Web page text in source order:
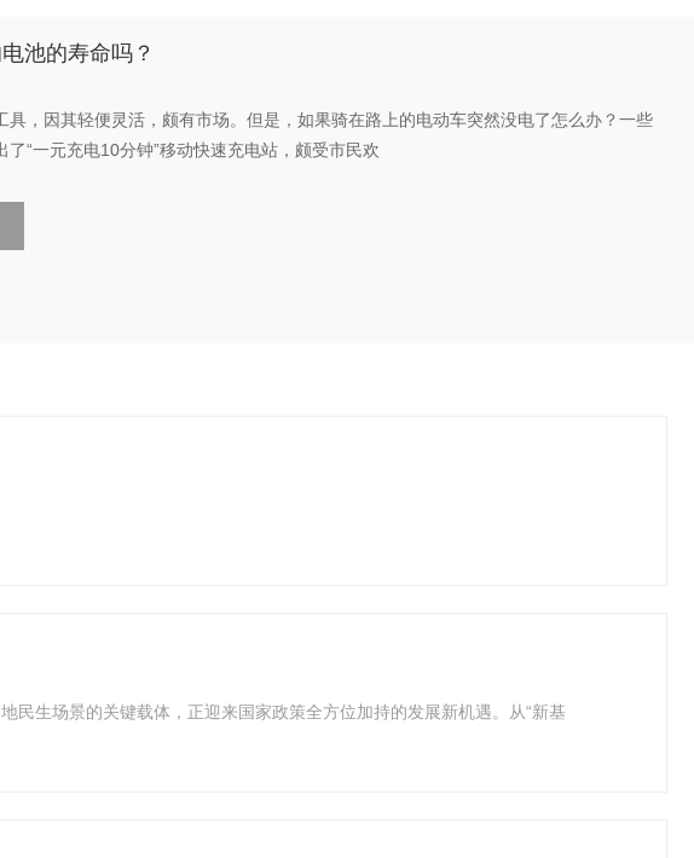
池的寿命吗？
具，因其轻便灵活，颇有市场。但是，如果骑在路上的电动车突然没电了怎么办？一些
“一元充电10分钟”移动快速充电站，颇受市民欢
生场景的关键载体，正迎来国家政策全方位加持的发展新机遇。从“新基